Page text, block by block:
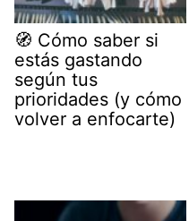
🧭 Cómo saber si
estás gastando
según tus
prioridades (y cómo
volver a enfocarte)